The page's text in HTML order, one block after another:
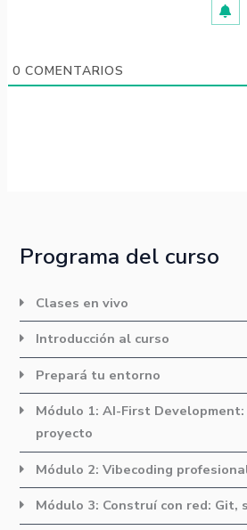
0 COMENTARIOS
Programa del curso
Clases en vivo
Introducción al curso
Prepará tu entorno
Módulo 1: AI-First
proyecto
Módulo 2: Vibecoding
Módulo 3: Construí con red: Git,